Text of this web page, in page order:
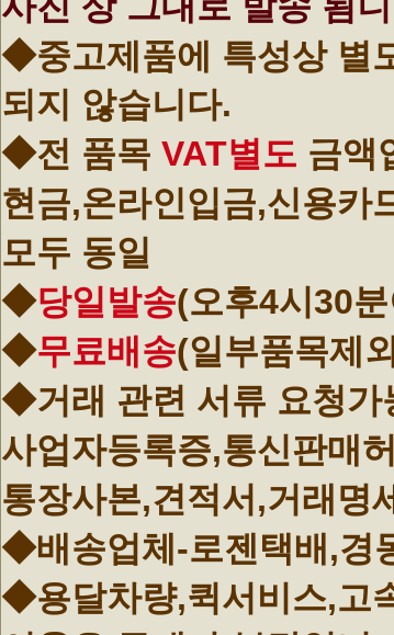
◆중고제품에 특성상 별
되지 않습니다.
◆전 품목 VAT별도 금액
현금,온라인입금,신용카
모두 동일
◆당일발송(오후4시30
◆무료배송(일부품목제
◆거래 관련 서류 요청가
사업자등록증,통신판매
통장사본,견적서,거래명
◆배송업체-로젠택배,경
◆용달차량,퀵서비스,고